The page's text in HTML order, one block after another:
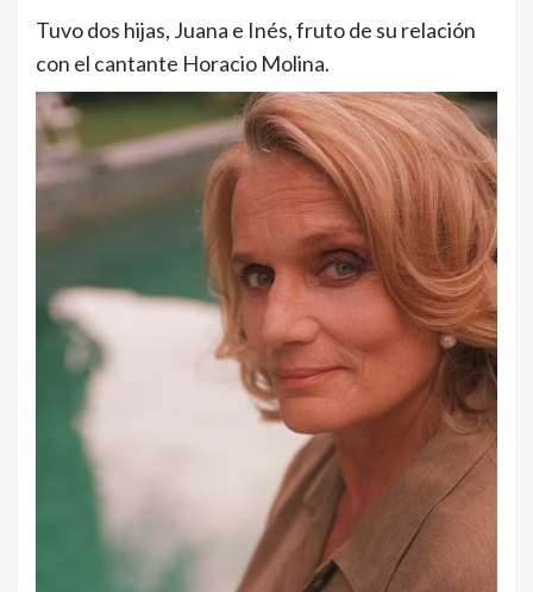
Tuvo dos hijas, Juana e Inés, fruto de su relación
con el cantante Horacio Molina.